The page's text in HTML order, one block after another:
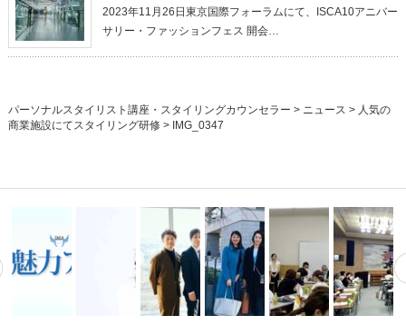
2023年11月26日東京国際フォーラムにて、ISCA10アニバー
サリー・ファッションフェス 開会…
パーソナルスタイリスト講座・スタイリングカウンセラー > ニュース > 人気の
商業施設にてスタイリング研修> IMG_0347